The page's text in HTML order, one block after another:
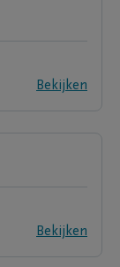
Bekijken
Bekijken